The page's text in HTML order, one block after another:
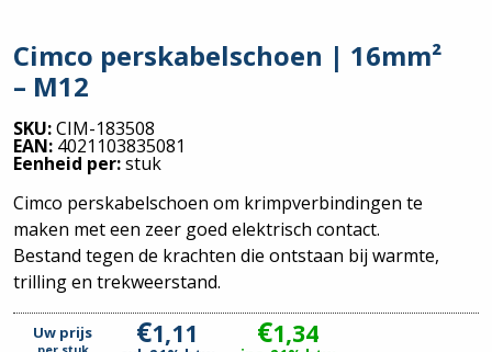
Cimco perskabelschoen | 16mm²
– M12
SKU:CIM-183508
EAN: 4021103835081
Eenheid per:stuk
Cimco perskabelschoen om krimpverbindingen te
maken met een zeer goed elektrisch contact.
Bestand tegen de krachten die ontstaan bij warmte,
trilling en trekweerstand.
Uw prijs €1,11 €1,34